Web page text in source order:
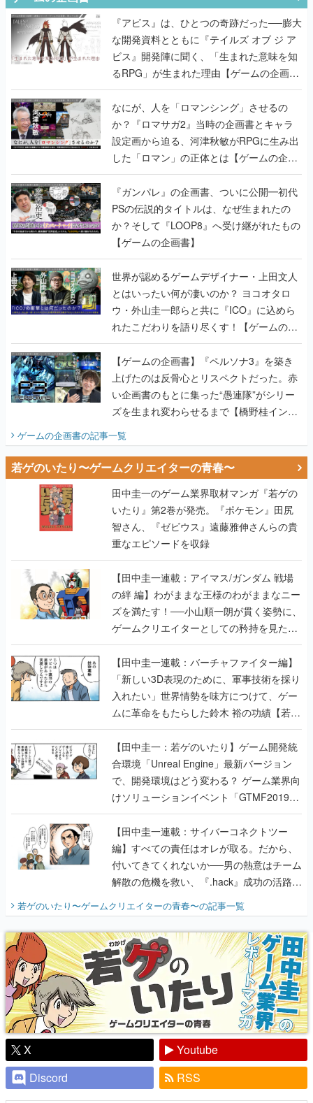
『アビス』は、ひとつの奇跡だった──膨大
な開発資料とともに『テイルズ オブ ジ ア
ビス』開発陣に聞く、「生まれた意味を知
るRPG」が生まれた理由【ゲームの企画
書】
なにが、人を「ロマンシング」させるの
か？『ロマサガ2』当時の企画書とキャラ
設定画から迫る、河津秋敏がRPGに生み出
した「ロマン」の正体とは【ゲームの企画
書】
『ガンパレ』の企画書、ついに公開━初代
PSの伝説的タイトルは、なぜ生まれたの
か？そして『LOOP8』へ受け継がれたもの
【ゲームの企画書】
世界が認めるゲームデザイナー・上田文人
とはいったい何が凄いのか？ ヨコオタロ
ウ・外山圭一郎らと共に『ICO』に込めら
れたこだわりを語り尽くす！【ゲームの企
画書】
【ゲームの企画書】『ペルソナ3』を築き
上げたのは反骨心とリスペクトだった。赤
い企画書のもとに集った“愚連隊”がシリー
ズを生まれ変わらせるまで【橋野桂インタ
ビュー】
ゲームの企画書の記事一覧
若ゲのいたり〜ゲームクリエイターの青春〜
田中圭一のゲーム業界取材マンガ『若ゲの
いたり』第2巻が発売。『ポケモン』田尻
智さん、『ゼビウス』遠藤雅伸さんらの貴
重なエピソードを収録
【田中圭一連載：アイマス/ガンダム 戦場
の絆 編】わがままな王様のわがままなニー
ズを満たす！──小山順一朗が貫く姿勢に、
ゲームクリエイターとしての矜持を見た
【若ゲのいたり最終回】
【田中圭一連載：バーチャファイター編】
「新しい3D表現のために、軍事技術を採り
入れたい」世界情勢を味方につけて、ゲー
ムに革命をもたらした鈴木 裕の功績【若ゲ
のいたり】
【田中圭一：若ゲのいたり】ゲーム開発統
合環境「Unreal Engine」最新バージョン
で、開発環境はどう変わる？ ゲーム業界向
けソリューションイベント「GTMF2019」
に行って、より理解を深めよう【PR】
【田中圭一連載：サイバーコネクトツー
編】すべての責任はオレが取る。だから、
付いてきてくれないか──男の熱意はチーム
解散の危機を救い、『.hack』成功の活路を
開く。業界の快男児・松山 洋に流れる血は
『少年ジャンプ』色だった【若ゲのいた
り】
若ゲのいたり〜ゲームクリエイターの青春〜の記事一覧
X
Youtube
Discord
RSS